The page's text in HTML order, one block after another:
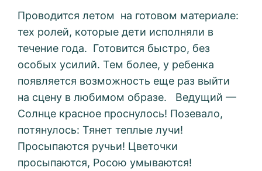
Проводится летом на готовом материале:
тех ролей, которые дети исполняли в
течение года. Готовится быстро, без
особых усилий. Тем более, у ребенка
появляется возможность еще раз выйти
на сцену в любимом образе. Ведущий —
Солнце красное проснулось! Позевало,
потянулось: Тянет теплые лучи!
Просыпаются ручьи! Цветочки
просыпаются, Росою умываются!